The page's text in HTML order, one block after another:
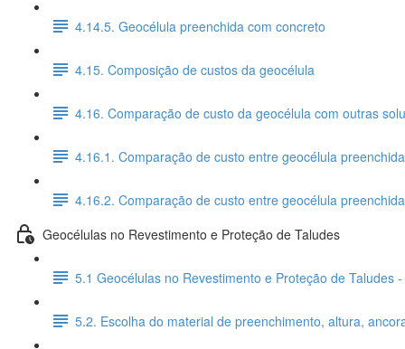
4.14.5. Geocélula preenchida com concreto
4.15. Composição de custos da geocélula
4.16. Comparação de custo da geocélula com outras
4.16.1. Comparação de custo entre geocélula
4.16.2. Comparação de custo entre geocélula
Geocélulas no Revestimento e Proteção de Taludes
5.1 Geocélulas no Revestimento e Proteção de Taludes
5.2. Escolha do material de preenchimento, altura,